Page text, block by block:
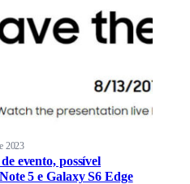
2023
evento, possível
5 e Galaxy S6 Edge